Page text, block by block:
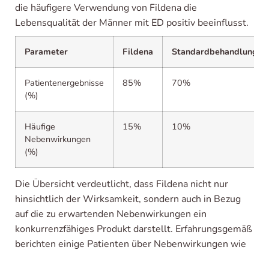
die häufigere Verwendung von Fildena die
Lebensqualität der Männer mit ED positiv beeinflusst.
Parameter Fildena Standardbehandlung
Patientenergebnisse
(%)
85% 70%
Häufige
Nebenwirkungen
(%)
15% 10%
Die Übersicht verdeutlicht, dass Fildena nicht nur
hinsichtlich der Wirksamkeit, sondern auch in Bezug
auf die zu erwartenden Nebenwirkungen ein
konkurrenzfähiges Produkt darstellt. Erfahrungsgemäß
berichten einige Patienten über Nebenwirkungen wie